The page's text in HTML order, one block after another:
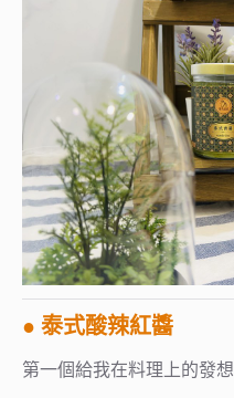
● 泰式酸辣紅醬
第一個給我在料理上的發想